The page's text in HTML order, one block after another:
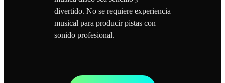
divertido. No se requiere experiencia
musical para producir pistas con
sonido profesional.